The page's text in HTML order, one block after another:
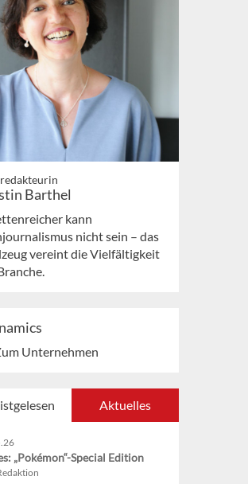
Barthel
kann
nicht sein – das
vereint die Vielfältigkeit
Unternehmen
Aktuelles
„Pokémon“-Special Edition